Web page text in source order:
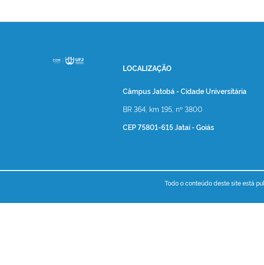
LOCALIZAÇÃO
Câmpus Jatobá - Cidade Universitária
BR 364, km 195, nº 3800
CEP 75801-615 Jataí - Goiás
Todo o conteúdo deste site está